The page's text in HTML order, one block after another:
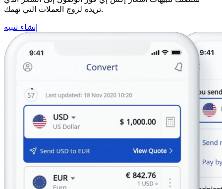
تريده لزوج العملات التي تهمك.
إنشاء تنبيه